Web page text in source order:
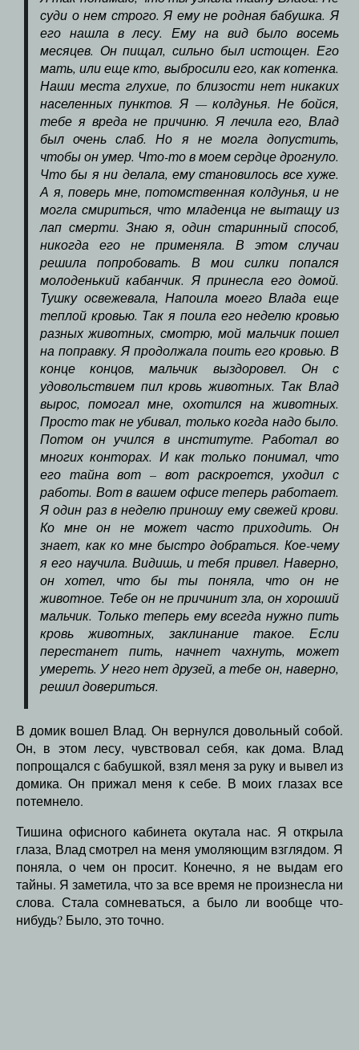
суди о нем строго. Я ему не родная бабушка. Я
его нашла в лесу. Ему на вид было восемь
месяцев. Он пищал, сильно был истощен. Его
мать, или еще кто, выбросили его, как котенка.
Наши места глухие, по близости нет никаких
населенных пунктов. Я — колдунья. Не бойся,
тебе я вреда не причиню. Я лечила его, Влад
был очень слаб. Но я не могла допустить,
чтобы он умер. Что-то в моем сердце дрогнуло.
Что бы я ни делала, ему становилось все хуже.
А я, поверь мне, потомственная колдунья, и не
могла смириться, что младенца не вытащу из
лап смерти. Знаю я, один старинный способ,
никогда его не применяла. В этом случаи
решила попробовать. В мои силки попался
молоденький кабанчик. Я принесла его домой.
Тушку освежевала, Напоила моего Влада еще
теплой кровью. Так я поила его неделю кровью
разных животных, смотрю, мой мальчик пошел
на поправку. Я продолжала поить его кровью. В
конце концов, мальчик выздоровел. Он с
удовольствием пил кровь животных. Так Влад
вырос, помогал мне, охотился на животных.
Просто так не убивал, только когда надо было.
Потом он учился в институте. Работал во
многих конторах. И как только понимал, что
его тайна вот – вот раскроется, уходил с
работы. Вот в вашем офисе теперь работает.
Я один раз в неделю приношу ему свежей крови.
Ко мне он не может часто приходить. Он
знает, как ко мне быстро добраться. Кое-чему
я его научила. Видишь, и тебя привел. Наверно,
он хотел, что бы ты поняла, что он не
животное. Тебе он не причинит зла, он хороший
мальчик. Только теперь ему всегда нужно пить
кровь животных, заклинание такое. Если
перестанет пить, начнет чахнуть, может
умереть. У него нет друзей, а тебе он, наверно,
решил довериться.
В домик вошел Влад. Он вернулся довольный собой.
Он, в этом лесу, чувствовал себя, как дома. Влад
попрощался с бабушкой, взял меня за руку и вывел из
домика. Он прижал меня к себе. В моих глазах все
потемнело.
Тишина офисного кабинета окутала нас. Я открыла
глаза, Влад смотрел на меня умоляющим взглядом. Я
поняла, о чем он просит. Конечно, я не выдам его
тайны. Я заметила, что за все время не произнесла ни
слова. Стала сомневаться, а было ли вообще что-
нибудь? Было, это точно.